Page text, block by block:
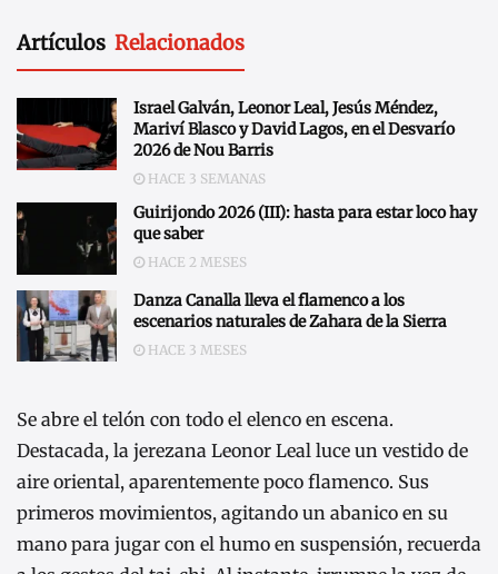
Artículos Relacionados
Israel Galván, Leonor Leal, Jesús Méndez,
Mariví Blasco y David Lagos, en el Desvarío
2026 de Nou Barris
HACE 3 SEMANAS
Guirijondo 2026 (III): hasta para estar loco hay
que saber
HACE 2 MESES
Danza Canalla lleva el flamenco a los
escenarios naturales de Zahara de la Sierra
HACE 3 MESES
Se abre el telón con todo el elenco en escena.
Destacada, la jerezana Leonor Leal luce un vestido de
aire oriental, aparentemente poco flamenco. Sus
primeros movimientos, agitando un abanico en su
mano para jugar con el humo en suspensión, recuerda